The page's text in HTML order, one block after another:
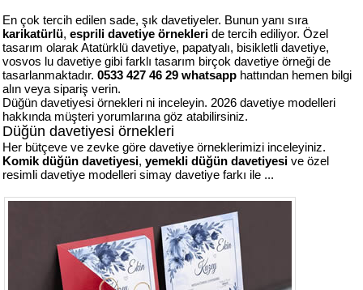
En çok tercih edilen sade, şık davetiyeler. Bunun yanı sıra
karikatürlü, esprili davetiye örnekleri de tercih ediliyor. Özel
tasarım olarak Atatürklü davetiye, papatyalı, bisikletli davetiye,
vosvos lu davetiye gibi farklı tasarım birçok davetiye örneği de
tasarlanmaktadır. 0533 427 46 29 whatsapp hattından hemen bilgi
alın veya sipariş verin.
Düğün davetiyesi örnekleri ni inceleyin. 2026 davetiye modelleri
hakkında müşteri yorumlarına göz atabilirsiniz.
Düğün davetiyesi örnekleri
Her bütçeve ve zevke göre davetiye örneklerimizi inceleyiniz.
Komik düğün davetiyesi, yemekli düğün davetiyesi ve özel
resimli davetiye modelleri simay davetiye farkı ile ...